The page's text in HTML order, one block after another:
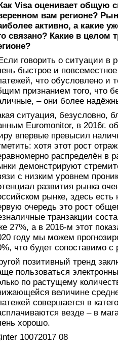
Visa оценивает общую
вам регионе?
активно, а какие
связано? Какие в
говорить о ситуации в
быстрое и
что обусловлено и
признанием того, что
– они более
ситуация, безусловно,
Euromonitor, в 2016г.
впервые превысил
хотя этот рост
распределён в
демонстрируют
с низким уровнем
развития рынка
рынке, здесь есть
очередь это рост
транзакции
27%, а в 2016-м этот
году мы можем
что будет сопоставимо
позитивный тренд
пользоваться
по растущему
величине
совершается в
везде – в
хорошо.